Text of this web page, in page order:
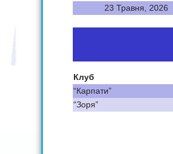
23 Травня, 2026
Клуб
“Карпати”
“Зоря”